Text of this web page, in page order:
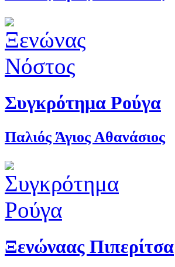
Συγκρότημα Ρούγα
Παλιός Άγιος Αθανάσιος
Ξενώναας Πιπερίτσα